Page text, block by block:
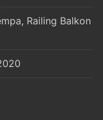
Railing Balkon